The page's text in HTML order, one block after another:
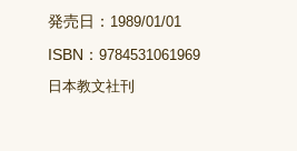
発売日： 1989/01/01
ISBN： 9784531061969
日本教文社刊